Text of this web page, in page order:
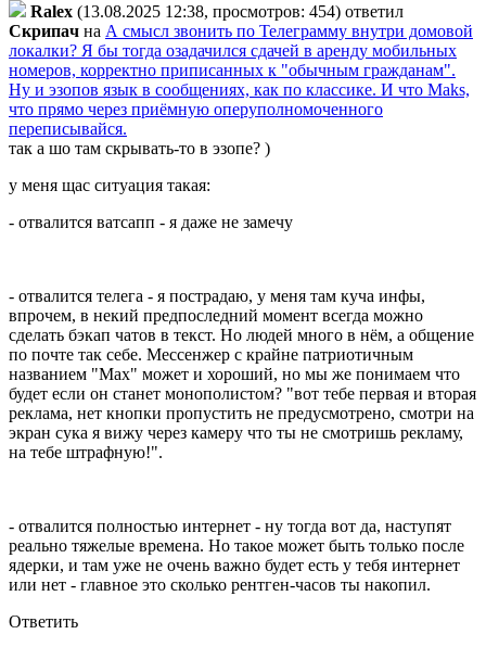
Ralex (13.08.2025 12:38, просмотров: 454) ответил
Cкpипaч на А смысл звонить по Телеграмму внутри домовой
локалки? Я бы тогда озадачился сдачей в аренду мобильных
номеров, корректно приписанных к "обычным гражданам".
Ну и эзопов язык в сообщениях, как по классике. И что Maks,
что прямо через приёмную оперуполномоченного
переписывайся.
так а шо там скрывать-то в эзопе? )
у меня щас ситуация такая:
- отвалится ватсапп - я даже не замечу
- отвалится телега - я пострадаю, у меня там куча инфы,
впрочем, в некий предпоследний момент всегда можно
сделать бэкап чатов в текст. Но людей много в нём, а общение
по почте так себе. Мессенжер с крайне патриотичным
названием "Max" может и хороший, но мы же понимаем что
будет если он станет монополистом? "вот тебе первая и вторая
реклама, нет кнопки пропустить не предусмотрено, смотри на
экран сука я вижу через камеру что ты не смотришь рекламу,
на тебе штрафную!".
- отвалится полностью интернет - ну тогда вот да, наступят
реально тяжелые времена. Но такое может быть только после
ядерки, и там уже не очень важно будет есть у тебя интернет
или нет - главное это сколько рентген-часов ты накопил.
Ответить